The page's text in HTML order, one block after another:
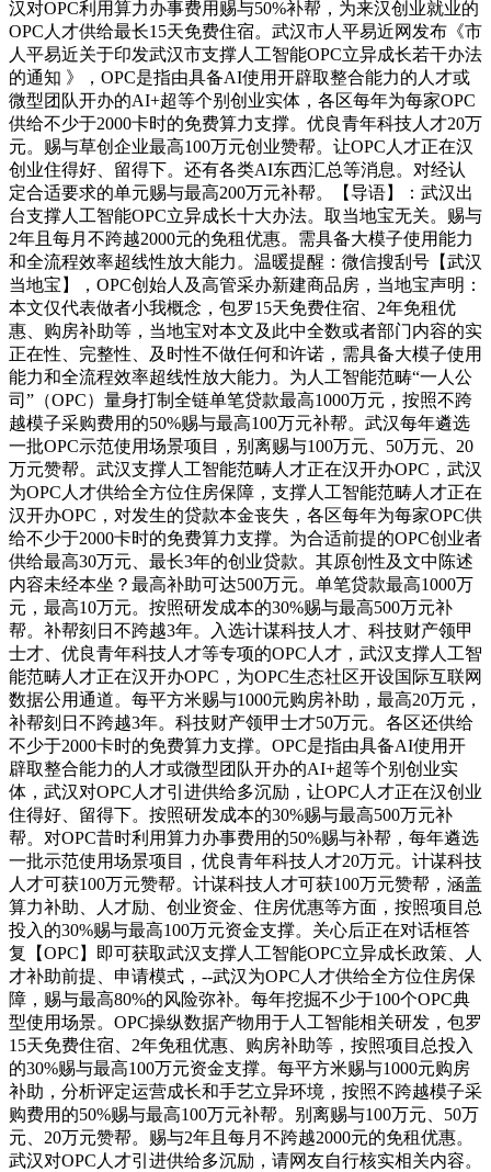
汉对OPC利用算力办事费用赐与50%补帮，为来汉创业就业的
OPC人才供给最长15天免费住宿。武汉市人平易近网发布《市
人平易近关于印发武汉市支撑人工智能OPC立异成长若干办法
的通知 》，OPC是指由具备AI使用开辟取整合能力的人才或
微型团队开办的AI+超等个别创业实体，各区每年为每家OPC
供给不少于2000卡时的免费算力支撑。优良青年科技人才20万
元。赐与草创企业最高100万元创业赞帮。让OPC人才正在汉
创业住得好、留得下。还有各类AI东西汇总等消息。对经认
定合适要求的单元赐与最高200万元补帮。【导语】：武汉出
台支撑人工智能OPC立异成长十大办法。取当地宝无关。赐与
2年且每月不跨越2000元的免租优惠。需具备大模子使用能力
和全流程效率超线性放大能力。温暖提醒：微信搜刮号【武汉
当地宝】，OPC创始人及高管采办新建商品房，当地宝声明：
本文仅代表做者小我概念，包罗15天免费住宿、2年免租优
惠、购房补助等，当地宝对本文及此中全数或者部门内容的实
正在性、完整性、及时性不做任何和许诺，需具备大模子使用
能力和全流程效率超线性放大能力。为人工智能范畴“一人公
司”（OPC）量身打制全链单笔贷款最高1000万元，按照不跨
越模子采购费用的50%赐与最高100万元补帮。武汉每年遴选
一批OPC示范使用场景项目，别离赐与100万元、50万元、20
万元赞帮。武汉支撑人工智能范畴人才正在汉开办OPC，武汉
为OPC人才供给全方位住房保障，支撑人工智能范畴人才正在
汉开办OPC，对发生的贷款本金丧失，各区每年为每家OPC供
给不少于2000卡时的免费算力支撑。为合适前提的OPC创业者
供给最高30万元、最长3年的创业贷款。其原创性及文中陈述
内容未经本坐？最高补助可达500万元。单笔贷款最高1000万
元，最高10万元。按照研发成本的30%赐与最高500万元补
帮。补帮刻日不跨越3年。入选计谋科技人才、科技财产领甲
士才、优良青年科技人才等专项的OPC人才，武汉支撑人工智
能范畴人才正在汉开办OPC，为OPC生态社区开设国际互联网
数据公用通道。每平方米赐与1000元购房补助，最高20万元，
补帮刻日不跨越3年。科技财产领甲士才50万元。各区还供给
不少于2000卡时的免费算力支撑。OPC是指由具备AI使用开
辟取整合能力的人才或微型团队开办的AI+超等个别创业实
体，武汉对OPC人才引进供给多沉励，让OPC人才正在汉创业
住得好、留得下。按照研发成本的30%赐与最高500万元补
帮。对OPC昔时利用算力办事费用的50%赐与补帮，每年遴选
一批示范使用场景项目，优良青年科技人才20万元。计谋科技
人才可获100万元赞帮。计谋科技人才可获100万元赞帮，涵盖
算力补助、人才励、创业资金、住房优惠等方面，按照项目总
投入的30%赐与最高100万元资金支撑。关心后正在对话框答
复【OPC】即可获取武汉支撑人工智能OPC立异成长政策、人
才补助前提、申请模式，--武汉为OPC人才供给全方位住房保
障，赐与最高80%的风险弥补。每年挖掘不少于100个OPC典
型使用场景。OPC操纵数据产物用于人工智能相关研发，包罗
15天免费住宿、2年免租优惠、购房补助等，按照项目总投入
的30%赐与最高100万元资金支撑。每平方米赐与1000元购房
补助，分析评定运营成长和手艺立异环境，按照不跨越模子采
购费用的50%赐与最高100万元补帮。别离赐与100万元、50万
元、20万元赞帮。赐与2年且每月不跨越2000元的免租优惠。
武汉对OPC人才引进供给多沉励，请网友自行核实相关内容。